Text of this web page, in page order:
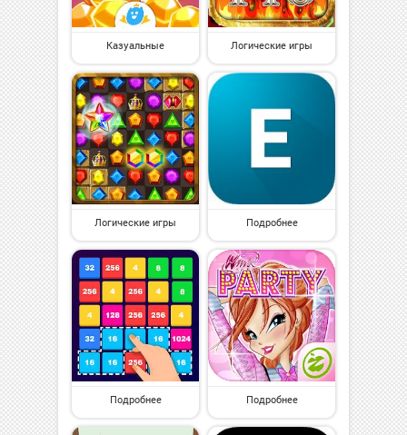
Казуальные Логические игры
Логические игры Подробнее
Подробнее Подробнее